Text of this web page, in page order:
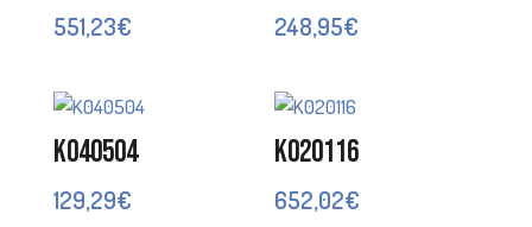
551,23€ 248,95€
K040504
129,29€
K020116
652,02€